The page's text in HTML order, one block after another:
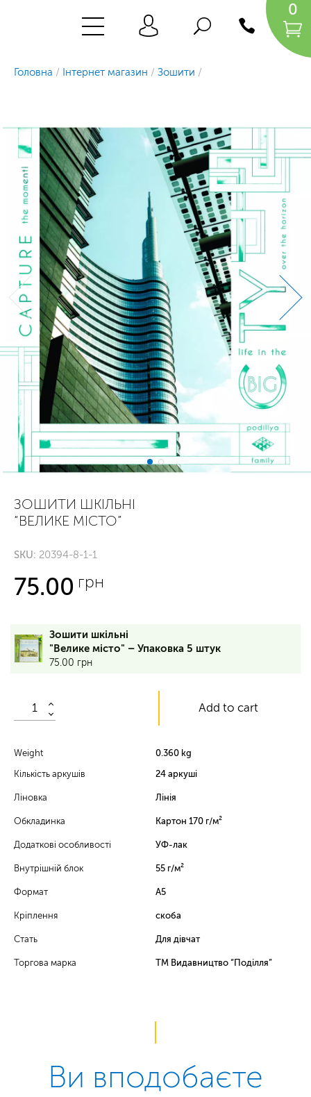
Головна / Інтернет магазин / Зошити /
0
ЗОШИТИ ШКІЛЬНІ
“ВЕЛИКЕ МІСТО”
SKU: 20394-8-1-1
75.00грн
аркуші,
лінія,
обкладинка
м²,
блок
55
г/
УФ-
Зошити шкільні
"Велике місто" – Упаковка 5 штук
75.00 грн
Add to cart
Weight
0.360 kg
Кількість аркушів
24 аркуші
Ліновка Лінія
Обкладинка Картон 170 г/м²
Додаткові особливості УФ-лак
Внутрішній блок 55 г/м²
Формат А5
Кріплення скоба
Стать Для дівчат
Торгова марка ТМ Видавництво “Поділля”
Ви вподобаєте